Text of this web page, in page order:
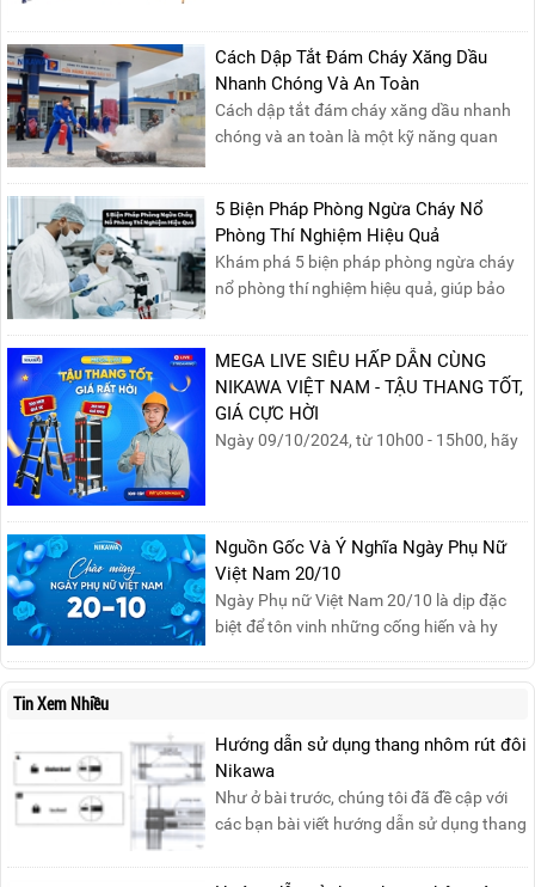
sản phẩm phù hợp!
Cách Dập Tắt Đám Cháy Xăng Dầu
Nhanh Chóng Và An Toàn
Cách dập tắt đám cháy xăng dầu nhanh
chóng và an toàn là một kỹ năng quan
cháy xăng dầu rất dễ lan rộng và gây thiệt
hại nghiêm trọng nếu không được xử lý kịp
thời. Vì vậy, việc hiểu rõ các phương pháp
dập tắt...
5 Biện Pháp Phòng Ngừa Cháy Nổ
Phòng Thí Nghiệm Hiệu Quả
Khám phá 5 biện pháp phòng ngừa cháy
nổ phòng thí nghiệm hiệu quả, giúp bảo
sản, giảm thiểu nguy cơ cháy nổ phòng thí
nghiệm.
MEGA LIVE SIÊU HẤP DẪN CÙNG
NIKAWA VIỆT NAM - TẬU THANG TỐT,
GIÁ CỰC HỜI
Ngày 09/10/2024, từ 10h00 - 15h00, hãy
phần quà siêu hấp dẫn và mua sắm
những sản phẩm thang chính hãng với
mức giá không thể tốt hơn!Tham gia
Mega Live, bạn sẽ nhận được gì?...
Nguồn Gốc Và Ý Nghĩa Ngày Phụ Nữ
Việt Nam 20/10
Ngày Phụ nữ Việt Nam 20/10 là dịp đặc
biệt để tôn vinh những cống hiến và hy
Khởi nguồn từ sự ra đời của Hội Phụ nữ
này không chỉ ghi nhận vai trò quan trọng
của phụ nữ ...
Tin Xem Nhiều
Hướng dẫn sử dụng thang nhôm rút đôi
Nikawa
Như ở bài trước, chúng tôi đã đề cập với
các bạn bài viết hướng dẫn sử dụng thang